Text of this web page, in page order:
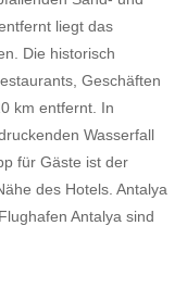
liegt das
Die historisch
Geschäften
km entfernt. In
Wasserfall
für Gäste ist der
des Hotels. Antalya
Antalya sind